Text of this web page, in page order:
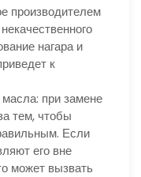
производителем
нагара и
к
при замене
тем, чтобы
Если
его вне
может вызвать